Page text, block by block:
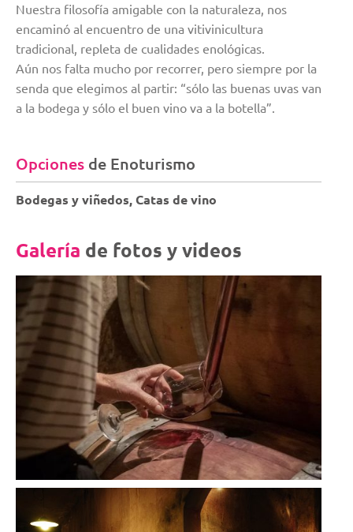
Nuestra filosofía amigable con la naturaleza, nos
encaminó al encuentro de una vitivinicultura
tradicional, repleta de cualidades enológicas.
Aún nos falta mucho por recorrer, pero siempre por la
senda que elegimos al partir: “sólo las buenas uvas van
a la bodega y sólo el buen vino va a la botella”.
Opciones de Enoturismo
Bodegas y viñedos, Catas de vino
Galería de fotos y videos